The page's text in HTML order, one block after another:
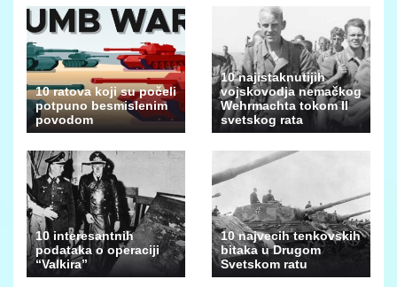
10 ratova koji su počeli
potpuno besmislenim
povodom
10 najistaknutijih
vojskovodja nemačkog
Wehrmachta tokom II
svetskog rata
10 interesantnih
podataka o operaciji
“Valkira”
10 najvecih tenkovskih
bitaka u Drugom
Svetskom ratu